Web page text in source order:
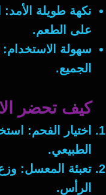
نكهة طويلة الأمد:
على الطعم.
سهولة الاستخدام:
الجميع.
كيف تحضر
اختيار الفحم:
الطبيعي.
تعبئة المعسل:
الرأس.